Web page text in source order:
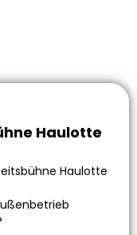
Haulotte
Haulotte